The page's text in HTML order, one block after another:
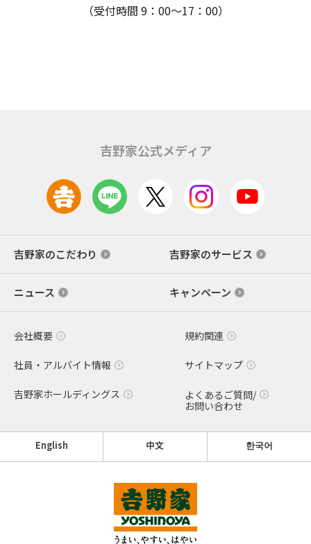
（受付時間 9：00～17：00）
吉野家公式メディア
吉野家のこだわり 吉野家のサービス
ニュース キャンペーン
会社概要 規約関連
社員・アルバイト情報 サイトマップ
吉野家ホールディングス
よくあるご質問/
お問い合わせ
English 中文 한국어